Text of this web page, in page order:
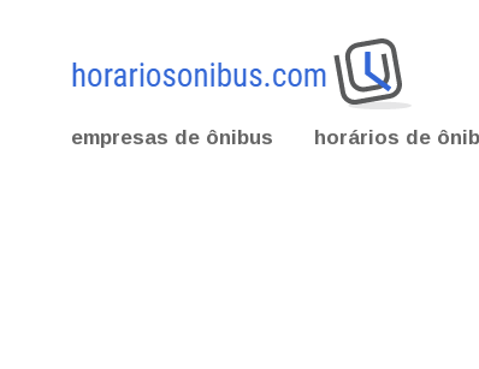
empresas de ônibus horários de